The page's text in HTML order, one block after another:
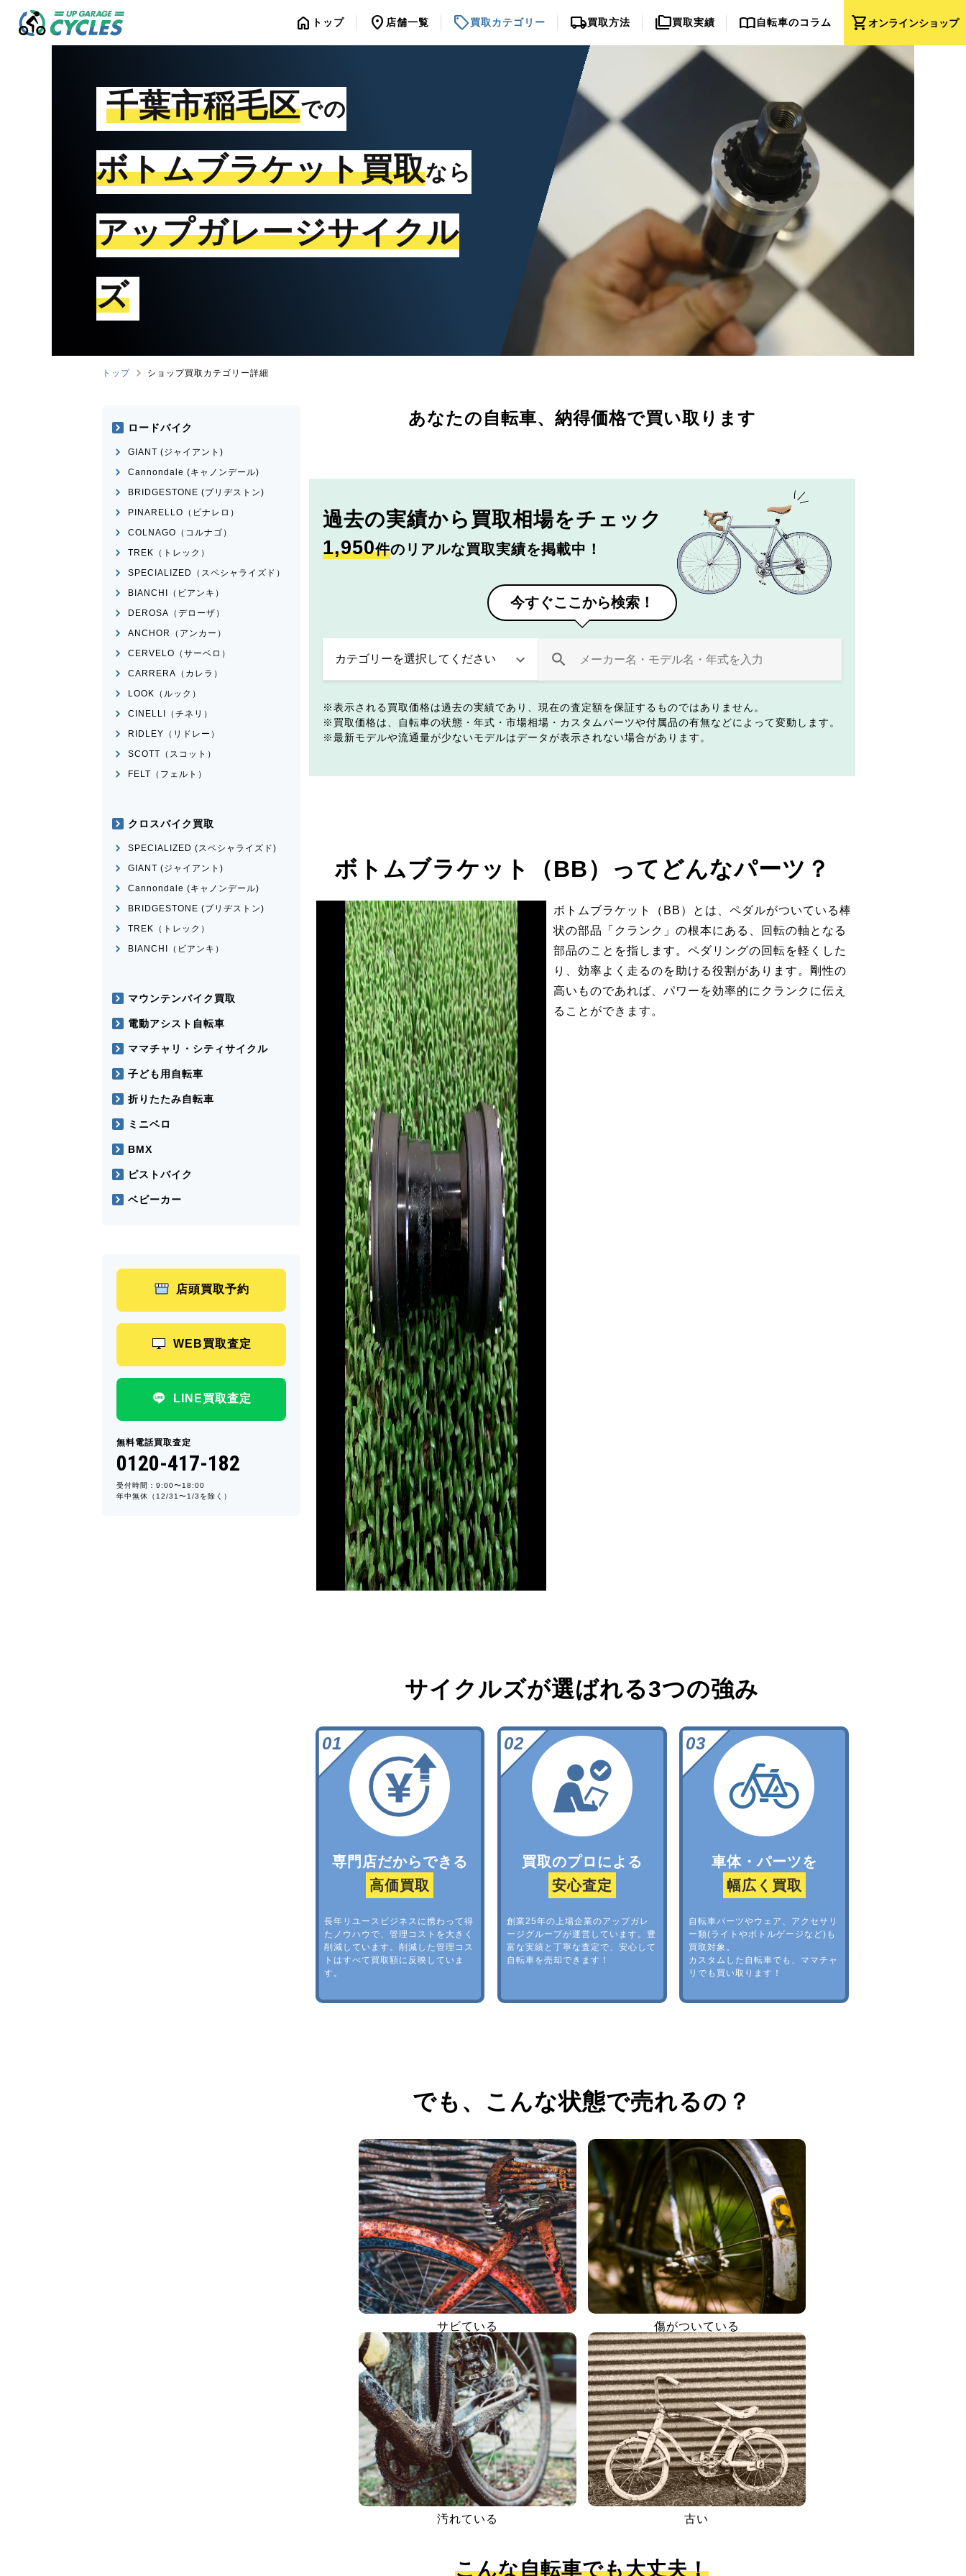
shopping_cartオンラインショップ
home トップ location_on 店舗一覧 sell買取カテゴリー local_shipping買取方法 folder_copy買取実績 import_contacts自転車のコラム
千葉市稲毛区での
ボトムブラケット買取なら
アップガレージサイクル
ズ
トップ ショップ買取カテゴリー詳細
あなたの自転車、 納得価格で買い取ります
過去の実績から 買取相場をチェック
1,950件のリアルな買取実績を掲載中！
今すぐここから検索！
表示される買取価格は過去の実績であり、現在の査定額を保証するものではありません。
買取価格は、自転車の状態・年式・市場相場・カスタムパーツや付属品の有無などによって変動します。
最新モデルや流通量が少ないモデルはデータが表示されない場合があります。
ボトムブラケット（BB）ってどんなパーツ？
ボトムブラケット（BB）とは、ペダルがついている棒
状の部品「クランク」の根本にある、回転の軸となる
部品のことを指します。ペダリングの回転を軽くした
り、効率よく走るのを助ける役割があります。剛性の
高いものであれば、パワーを効率的にクランクに伝え
ることができます。
サイクルズが選ばれる3つの強み
専門店だからできる
高価買取
長年リユースビジネスに携わって得
たノウハウで、管理コストを大きく
削減しています。削減した管理コス
トはすべて買取額に反映していま
す。
買取のプロによる
安心査定
創業25年の上場企業のアップガレ
ージグループが運営しています。豊
富な実績と丁寧な査定で、安心して
自転車を売却できます！
車体・パーツを
幅広く買取
自転車パーツやウェア、アクセサリ
ー類(ライトやボトルゲージなど)も
買取対象。
カスタムした自転車でも、ママチャ
リでも買い取ります！
でも、 こんな状態で売れるの？
サビている 傷がついている
汚れている 古い
こんな自転車でも大丈夫！
ロードバイク
GIANT (ジャイアント)
Cannondale (キャノンデール)
BRIDGESTONE (ブリヂストン)
PINARELLO（ピナレロ）
COLNAGO（コルナゴ）
TREK（トレック）
SPECIALIZED（スペシャライズド）
BIANCHI（ビアンキ）
DEROSA（デローザ）
ANCHOR（アンカー）
CERVELO（サーベロ）
CARRERA（カレラ）
LOOK（ルック）
CINELLI（チネリ）
RIDLEY（リドレー）
SCOTT（スコット）
FELT（フェルト）
クロスバイク買取
SPECIALIZED (スペシャライズド)
GIANT (ジャイアント)
Cannondale (キャノンデール)
BRIDGESTONE (ブリヂストン)
TREK（トレック）
BIANCHI（ビアンキ）
マウンテンバイク買取
電動アシスト自転車
ママチャリ・シティサイクル
子ども用自転車
折りたたみ自転車
ミニベロ
BMX
ピストバイク
ベビーカー
店頭買取予約
WEB買取査定
LINE買取査定
無料電話買取査定
0120-417-182
受付時間：9:00〜18:00
年中無休（12/31〜1/3を除く）